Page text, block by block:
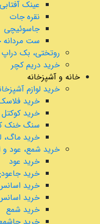
عینک آفتابی
نقره جات
جاسوئیچی
ست مردانه
روتختی، بک دراپ
خرید دریم کچر
خانه و آشپزخانه
خرید لوازم
خرید
خرید
سنگ خنک
خرید ماگ،
خرید شمع، عود
خرید عود
خرید
خرید
خرید
خرید شمع